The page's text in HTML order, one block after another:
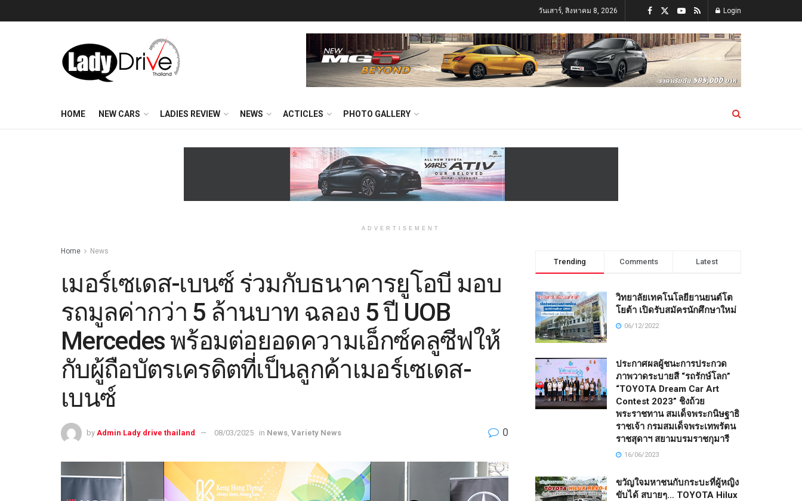
วันเสาร์, สิงหาคม 8, 2026 Login
HOME NEW CARS LADIES REVIEW NEWS ACTICLES PHOTO GALLERY
ADVERTISEMENT
Home News
เมอร์เซเดส-เบนซ์ ร่วมกับธนาคารยูโอบี มอบ
รถมูลค่ากว่า 5 ล้านบาท ฉลอง 5 ปี UOB
Mercedes พร้อมต่อยอดความเอ็กซ์คลูซีฟให้
กับผู้ถือบัตรเครดิตที่เป็นลูกค้าเมอร์เซเดส-
เบนซ์
by Admin Lady drive thailand 08/03/2025 in News Variety News 0
Trending Comments Latest
วิทยาลัยเทคโนโลยียานยนต์โต
โยต้า เปิดรับสมัครนักศึกษาใหม่
06/12/2022
ประกาศผลผู้ชนะการประกวด
ภาพวาดระบายสี “รถรักษ์โลก”
“TOYOTA Dream Car Art
Contest 2023” ชิงถ้วย
พระราชทาน สมเด็จพระกนิษฐาธิ
ราชเจ้า กรมสมเด็จพระเทพรัตน
ราชสุดาฯ สยามบรมราชกุมารี
16/06/2023
ขวัญใจมหาชนกับกระบะที่ผู้หญิง
ขับได้ สบายๆ… TOYOTA Hilux